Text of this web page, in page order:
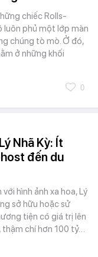
chiếc Rolls-
luôn phủ một lớp màn
chúng tò mò. Ở đó,
ở những khối
0
Nhã Kỳ: Ít
đến du
hình ảnh xa hoa, Lý
sở hữu hoặc sử
tiện có giá trị lên
thậm chí hơn 100 tỷ…